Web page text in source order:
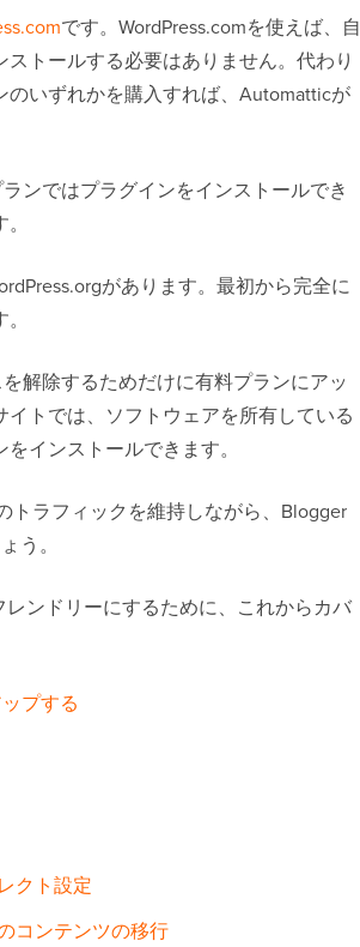
です。WordPress.comを使えば、自
トールする必要はありません。代わり
いずれかを購入すれば、Automatticが
ンではプラグインをインストールでき
があります。最初から完全に
解除するためだけに有料プランにアッ
トでは、ソフトウェアを所有している
インストールできます。
トラフィックを維持しながら、Blogger
う。
ンドリーにするために、これからカバ
プする
クト設定
コンテンツの移行